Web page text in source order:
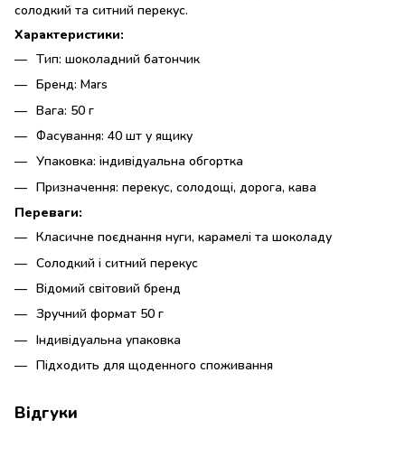
солодкий та ситний перекус.
Характеристики:
Тип: шоколадний батончик
Бренд: Mars
Вага: 50 г
Фасування: 40 шт у ящику
Упаковка: індивідуальна обгортка
Призначення: перекус, солодощі, дорога, кава
Переваги:
Класичне поєднання нуги, карамелі та шоколаду
Солодкий і ситний перекус
Відомий світовий бренд
Зручний формат 50 г
Індивідуальна упаковка
Підходить для щоденного споживання
Відгуки